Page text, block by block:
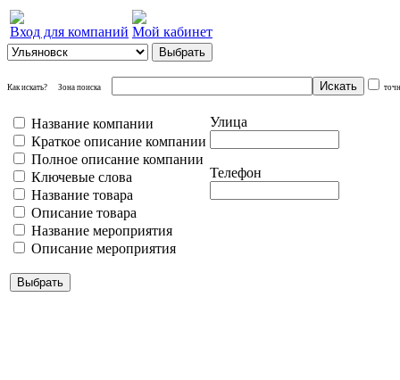
Вход для компаний Мой кабинет
Как искать? Зона поиска
Название компании
Краткое описание компании
Полное описание компании
Ключевые слова
Название товара
Описание товара
Название мероприятия
Описание мероприятия
Улица
Телефон